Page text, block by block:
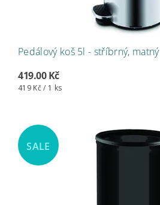
Pedálový koš 5l - stříbrný, matný
419.00 Kč
419 Kč / 1 ks
SALE